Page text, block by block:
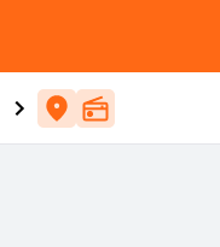
Entretenimento